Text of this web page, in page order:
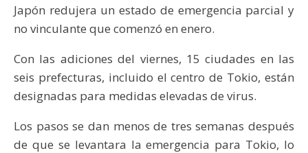
Japón redujera un estado de emergencia parcial y
no vinculante que comenzó en enero.
Con las adiciones del viernes, 15 ciudades en las
seis prefecturas, incluido el centro de Tokio, están
designadas para medidas elevadas de virus.
Los pasos se dan menos de tres semanas después
de que se levantara la emergencia para Tokio, lo